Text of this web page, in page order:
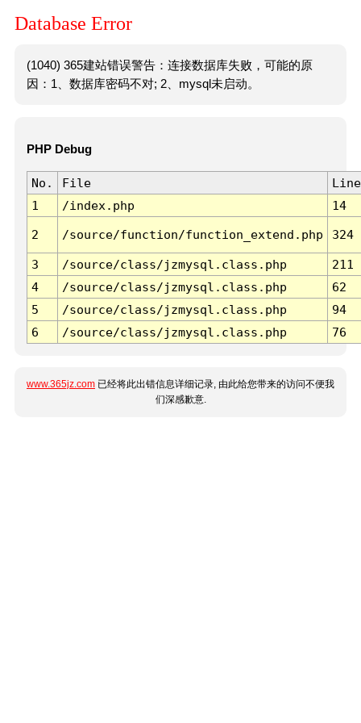
Database Error
(1040) 365建站错误警告：连接数据库失败，可能的原
因：1、数据库密码不对; 2、mysql未启动。
PHP Debug
No. File
Line
1
/index.php 14
2 /source/function/function_extend.php 324
3 /source/class/jzmysql.class.php
211
4
/source/class/jzmysql.class.php
62
5
/source/class/jzmysql.class.php
94
6
/source/class/jzmysql.class.php 76
www.365jz.com 已经将此出错信息详细记录, 由此给您带来的访问不便我
们深感歉意.